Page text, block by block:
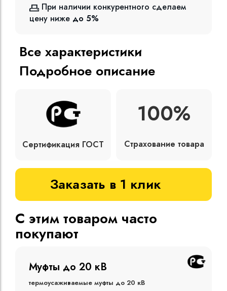
При наличии конкурентного сделаем
цену ниже до 5%
Все характеристики
Подробное описание
Сертификация ГОСТ
100%
Страхование товара
Заказать в 1 клик
С этим товаром часто
покупают
Муфты до 10 кВ
Термоусаживаемые муфты до 10 кВ